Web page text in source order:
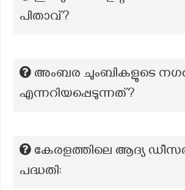
പിതാവ്?
അംബര ചുംബികളുടെ
എന്നറിയപ്പെടുന്നത്?
കേരളത്തിലെ ആദ്യ
പദ്ധതി: